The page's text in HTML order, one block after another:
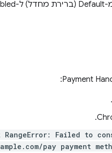
.
RangeError: Failed to
pay payment